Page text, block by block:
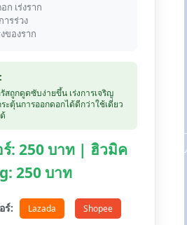
ก เร่งราก
ารร่วง
ของราก
ถูกดูดซับง่ายขึ้น เร่งการเจริญ
ะตุ้นการออกดอกได้ดีกว่าใช้เดี่ยว
ร์: 250 บาท | ฮิวมิค
250 บาท
ร์: Lazada Shopee